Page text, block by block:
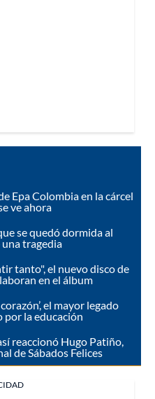
Epa Colombia en la cárcel
ve ahora
se quedó dormida al
tragedia
tanto", el nuevo disco de
en el álbum
el mayor legado
por la educación
reaccionó Hugo Patiño,
de Sábados Felices